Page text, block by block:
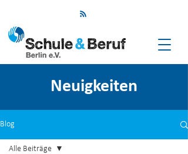
Neuigkeiten
Blog
Alle Beiträge